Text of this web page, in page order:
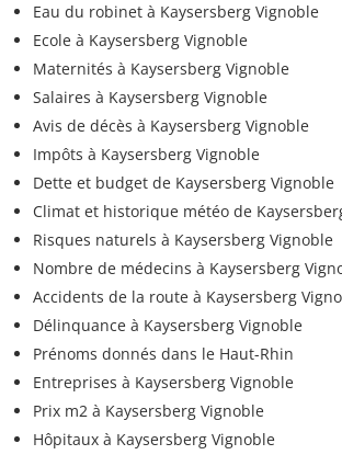
Eau du robinet à Kaysersberg Vignoble
Ecole à Kaysersberg Vignoble
Maternités à Kaysersberg Vignoble
Salaires à Kaysersberg Vignoble
Avis de décès à Kaysersberg Vignoble
Impôts à Kaysersberg Vignoble
Dette et budget de Kaysersberg Vignoble
Climat et historique météo de
Risques naturels à Kaysersberg Vignoble
Nombre de médecins à Kaysersberg
Accidents de la route à Kaysersberg
Délinquance à Kaysersberg Vignoble
Prénoms donnés dans le Haut-Rhin
Entreprises à Kaysersberg Vignoble
Prix m2 à Kaysersberg Vignoble
Hôpitaux à Kaysersberg Vignoble